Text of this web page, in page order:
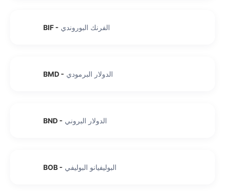
BIF - الفرنك البوروندي
BMD - الدولار البرمودي
BND - الدولار البروني
BOB - البوليفيانو البوليفي